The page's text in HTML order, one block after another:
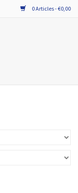
0 Articles - €0,00